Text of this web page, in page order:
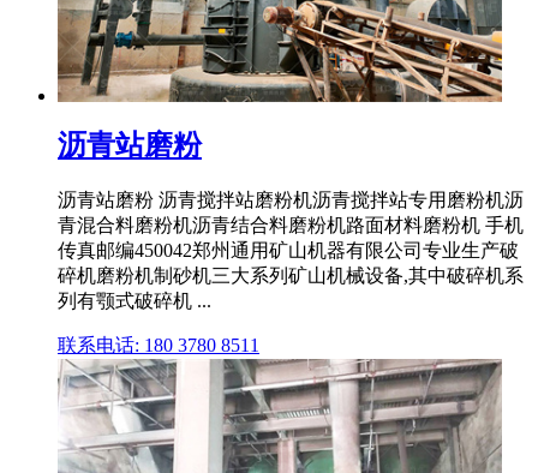
沥青站磨粉
沥青站磨粉 沥青搅拌站磨粉机沥青搅拌站专用磨粉机沥
青混合料磨粉机沥青结合料磨粉机路面材料磨粉机 手机
传真邮编450042郑州通用矿山机器有限公司专业生产破
碎机磨粉机制砂机三大系列矿山机械设备,其中破碎机系
列有颚式破碎机 ...
联系电话: 180 3780 8511